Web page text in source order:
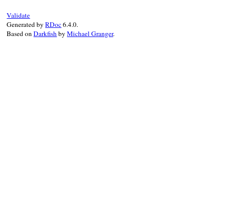
Validate
Generated byRDoc6.4.0.
Based onDarkfishbyMichael Granger.